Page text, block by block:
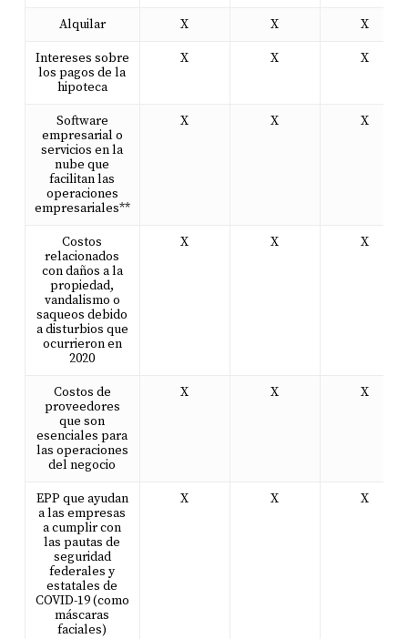
Alquilar X X X
Intereses sobre
los pagos de la
hipoteca
X X X
Software
empresarial o
servicios en la
nube que
facilitan las
operaciones
empresariales**
X X X
Costos
relacionados
con daños a la
propiedad,
vandalismo o
saqueos debido
a disturbios que
ocurrieron en
2020
X X X
Costos de
proveedores
que son
esenciales para
las operaciones
del negocio
X X X
EPP que ayudan
a las empresas
a cumplir con
las pautas de
seguridad
federales y
estatales de
COVID-19 (como
máscaras
faciales)
X X X